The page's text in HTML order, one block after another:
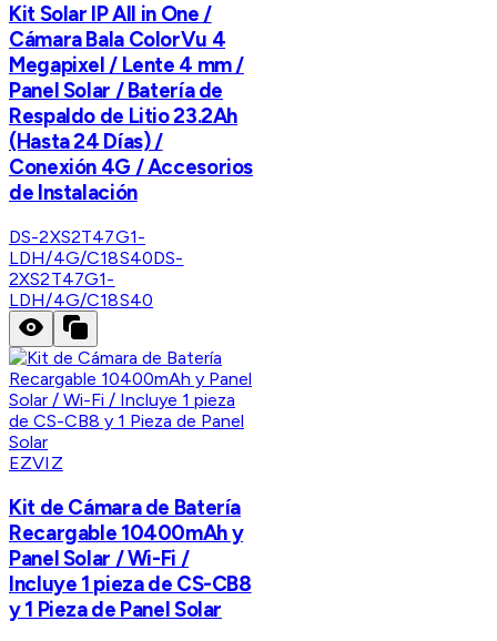
Kit Solar IP All in One /
Cámara Bala ColorVu 4
Megapixel / Lente 4 mm /
Panel Solar / Batería de
Respaldo de Litio 23.2Ah
(Hasta 24 Días) /
Conexión 4G / Accesorios
de Instalación
DS-2XS2T47G1-
LDH/4G/C18S40DS-
2XS2T47G1-
LDH/4G/C18S40
EZVIZ
Kit de Cámara de Batería
Recargable 10400mAh y
Panel Solar / Wi-Fi /
Incluye 1 pieza de CS-CB8
y 1 Pieza de Panel Solar